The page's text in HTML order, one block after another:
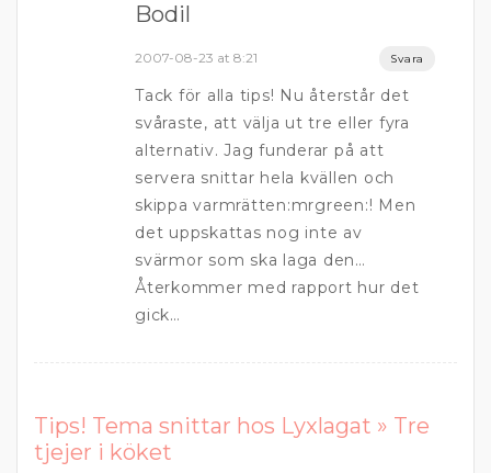
Bodil
2007-08-23 at 8:21 Svara
Tack för alla tips! Nu återstår det
svåraste, att välja ut tre eller fyra
alternativ. Jag funderar på att
servera snittar hela kvällen och
skippa varmrätten:mrgreen:! Men
det uppskattas nog inte av
svärmor som ska laga den…
Återkommer med rapport hur det
gick…
Tips! Tema snittar hos Lyxlagat » Tre
tjejer i köket